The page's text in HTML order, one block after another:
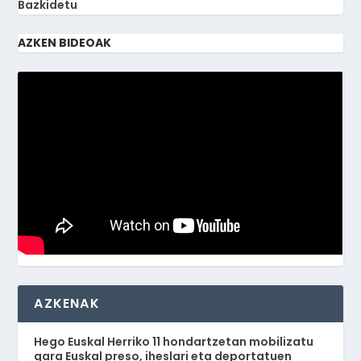
Bazkidetu
AZKEN BIDEOAK
AZKENAK
Hego Euskal Herriko 11 hondartzetan mobilizatu
gara Euskal preso, iheslari eta deportatuen